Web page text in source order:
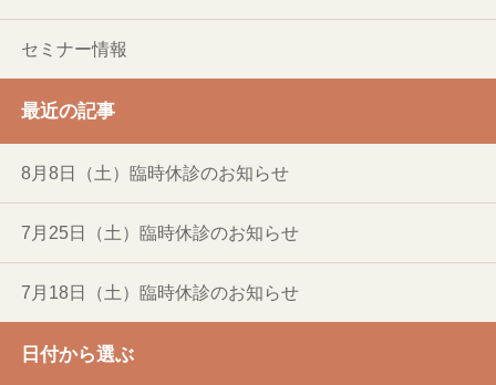
セミナー情報
最近の記事
8月8日（土）臨時休診のお知らせ
7月25日（土）臨時休診のお知らせ
7月18日（土）臨時休診のお知らせ
日付から選ぶ